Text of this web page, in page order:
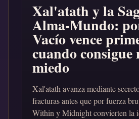
Xal'atath y la
Alma-Mundo:
Vacío vence
cuando
miedo
Xal'atath avanza mediante
fracturas antes que por fuerza
Within y Midnight convierten la